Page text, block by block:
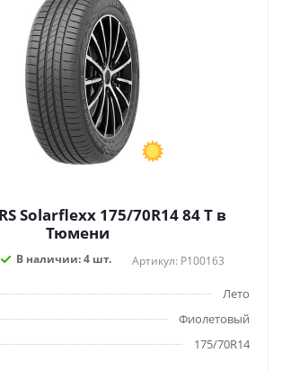
Solarflexx 175/70R14 84 T в
Тюмени
В наличии: 4 шт. Артикул: P100163
Лето
Фиолетовый
175/70R14